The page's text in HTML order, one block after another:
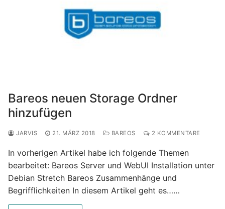
Bareos neuen Storage Ordner
hinzufügen
JARVIS 21. MÄRZ 2018 BAREOS 2 KOMMENTARE
In vorherigen Artikel habe ich folgende Themen
bearbeitet: Bareos Server und WebUI Installation unter
Debian Stretch Bareos Zusammenhänge und
Begrifflichkeiten In diesem Artikel geht es……